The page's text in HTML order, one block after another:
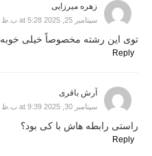
زهره میرزایی
سپتامبر 25, 2025 at 5:28 ب.ظ
توی این رشته مخصوصاً خیلی خوبه
Reply
آرش باقری
سپتامبر 30, 2025 at 9:39 ب.ظ
راستی رابطه هاش با کی بود؟
Reply